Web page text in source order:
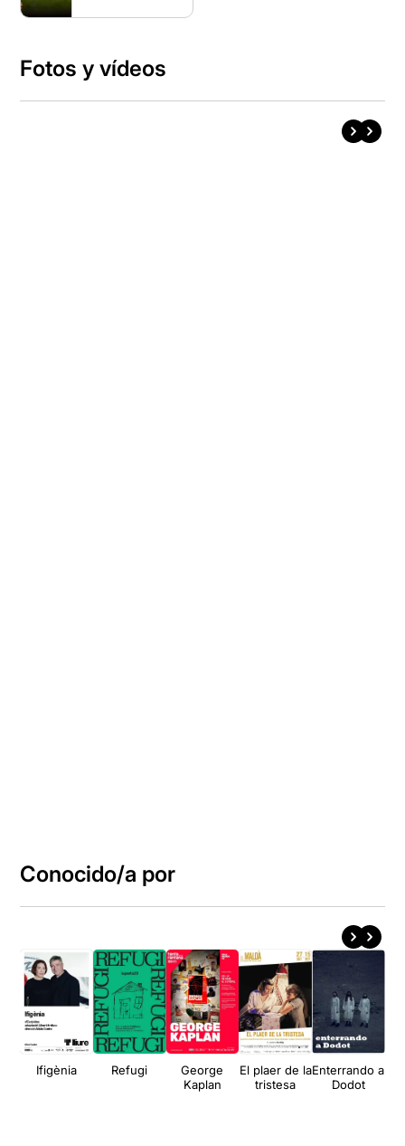
Fotos y vídeos
Conocido/a por
Ifigènia Refugi
George
Kaplan
El plaer de la
tristesa
Enterrando a
Dodot